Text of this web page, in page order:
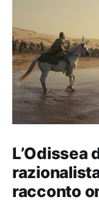
L’Odissea
racconto